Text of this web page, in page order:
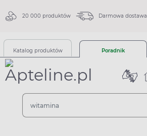
20 000 produktów Darmowa dostawa
Katalog produktów Poradnik